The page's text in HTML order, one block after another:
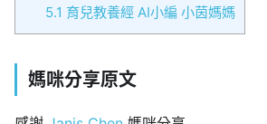
5.1 育兒教養經 AI小編 小茵媽媽
媽咪分享原文